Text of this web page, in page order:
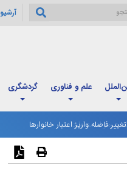
آرشیو
علم و فناوری گردشگری
فاصله واریز اعتبار خانوارها